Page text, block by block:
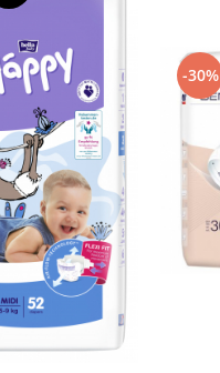
-30%